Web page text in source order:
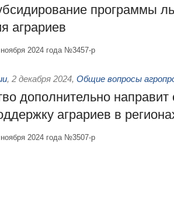
программы
аграриев
2024 года №3457-р
, 2 декабря 2024, Общие вопросы
дополнительно
аграриев в
2024 года №3507-р